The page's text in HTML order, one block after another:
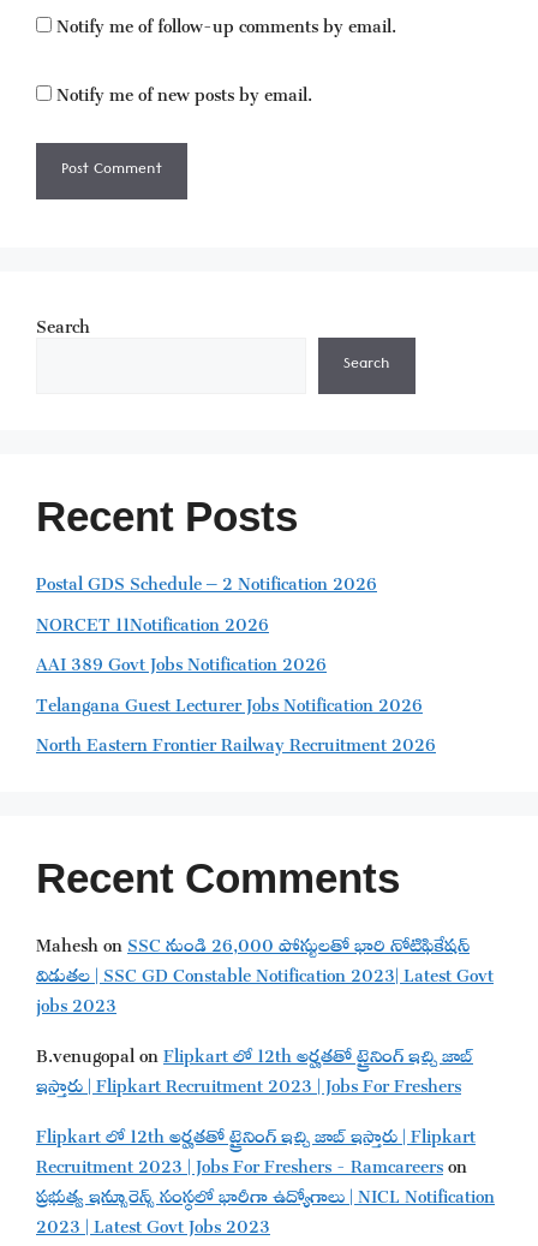
Notify me of follow-up comments by email.
Notify me of new posts by email.
Search
Search
Recent Posts
Postal GDS Schedule – 2 Notification 2026
NORCET 11Notification 2026
AAI 389 Govt Jobs Notification 2026
Telangana Guest Lecturer Jobs Notification 2026
North Eastern Frontier Railway Recruitment 2026
Recent Comments
MaheshonSSC నుండి 26,000 పోస్టులతో భారి నోటిఫికేషన్
విడుతల | SSC GD Constable Notification 2023| Latest Govt
jobs 2023
B.venugopalonFlipkart లో 12th అర్హతతో ట్రైనింగ్ ఇచ్చి జాబ్
ఇస్తారు | Flipkart Recruitment 2023 | Jobs For Freshers
Flipkart లో 12th అర్హతతో ట్రైనింగ్ ఇచ్చి జాబ్ ఇస్తారు | Flipkart
Recruitment 2023 | Jobs For Freshers - Ramcareerson
ప్రభుత్వ ఇన్సూరెన్స్ సంస్థలో భారీగా ఉద్యోగాలు | NICL Notification
2023 | Latest Govt Jobs 2023